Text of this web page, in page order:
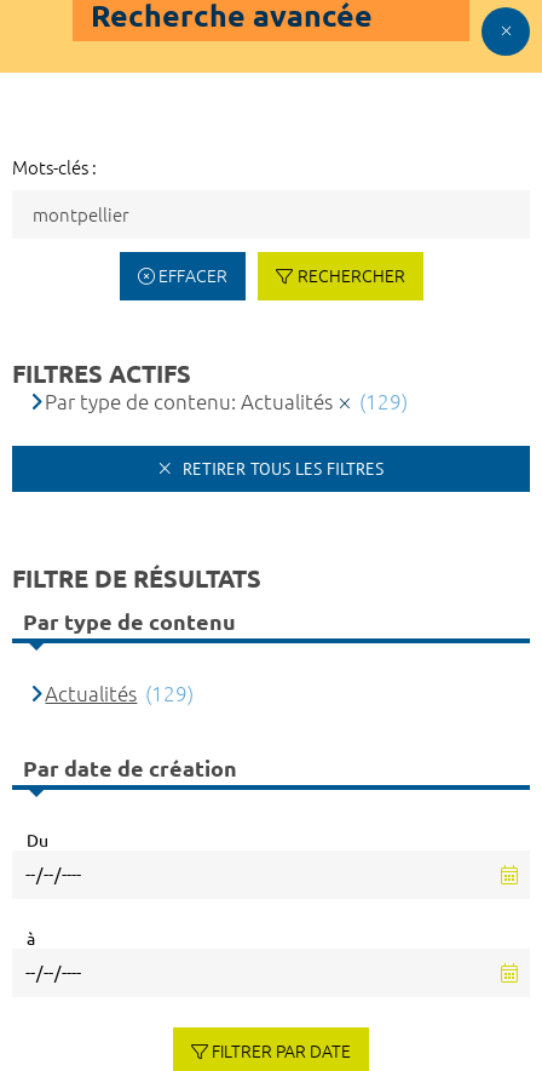
Recherche avancée
Mots-clés :
EFFACER RECHERCHER
FILTRES ACTIFS
Par type de contenu: Actualités (129)
RETIRER TOUS LES FILTRES
FILTRE DE RÉSULTATS
Par type de contenu
Actualités (129)
Par date de création
Du
à
FILTRER PAR DATE